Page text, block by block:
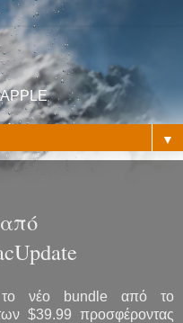
▼
το νέο bundle από το
$39.99 προσφέροντας